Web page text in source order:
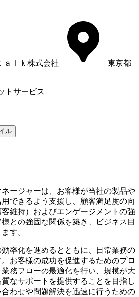
ａｌｋ株式会社 東京都
トサービス
ル
ージャーは、お客様が当社の製品や
できるよう支援し、顧客満足度の向
客維持）およびエンゲージメントの強
との強固な関係を築き、ビジネス目
す。
率化を進めるとともに、日常業務の
お客様の成功を促進するためのプロ
務フローの最適化を行い、規模が大
なサポートを提供することを目指し
わせや問題解決を迅速に行うための